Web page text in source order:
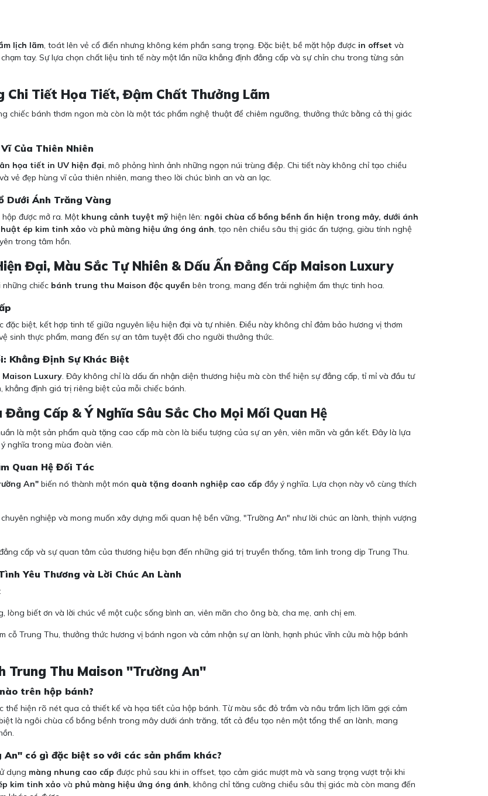
lịch lãm, toát lên vẻ cổ điển nhưng không kém phần sang trọng. Đặc biệt, bề mặt hộp được in offset và
tay. Sự lựa chọn chất liệu tinh tế này một lần nữa khẳng định đẳng cấp và sự chỉn chu trong từng sản
Chi Tiết Họa Tiết, Đậm Chất Thưởng Lãm
chiếc bánh thơm ngon mà còn là một tác phẩm nghệ thuật để chiêm ngưỡng, thưởng thức bằng cả thị giác
Của Thiên Nhiên
họa tiết in UV hiện đại, mô phỏng hình ảnh những ngọn núi trùng điệp. Chi tiết này không chỉ tạo chiều
vẻ đẹp hùng vĩ của thiên nhiên, mang theo lời chúc bình an và an lạc.
Dưới Ánh Trăng Vàng
được mở ra. Một khung cảnh tuyệt mỹ hiện lên: ngôi chùa cổ bồng bềnh ẩn hiện trong mây, dưới ánh
ép kim tinh xảo và phủ màng hiệu ứng óng ánh, tạo nên chiều sâu thị giác ấn tượng, giàu tính nghệ
trong tâm hồn.
Đại, Màu Sắc Tự Nhiên & Dấu Ấn Đẳng Cấp Maison Luxury
chiếc bánh trung thu Maison độc quyền bên trong, mang đến trải nghiệm ẩm thực tinh hoa.
đặc biệt, kết hợp tinh tế giữa nguyên liệu hiện đại và tự nhiên. Điều này không chỉ đảm bảo hương vị thơm
sinh thực phẩm, mang đến sự an tâm tuyệt đối cho người thưởng thức.
Khẳng Định Sự Khác Biệt
Luxury. Đây không chỉ là dấu ấn nhận diện thương hiệu mà còn thể hiện sự đẳng cấp, tỉ mỉ và đầu tư
định giá trị riêng biệt của mỗi chiếc bánh.
Cấp & Ý Nghĩa Sâu Sắc Cho Mọi Mối Quan Hệ
là một sản phẩm quà tặng cao cấp mà còn là biểu tượng của sự an yên, viên mãn và gắn kết. Đây là lựa
nghĩa trong mùa đoàn viên.
Quan Hệ Đối Tác
An" biến nó thành một món quà tặng doanh nghiệp cao cấp đầy ý nghĩa. Lựa chọn này vô cùng thích
nghiệp và mong muốn xây dựng mối quan hệ bền vững, "Trường An" như lời chúc an lành, thịnh vượng
cấp và sự quan tâm của thương hiệu bạn đến những giá trị truyền thống, tâm linh trong dịp Trung Thu.
Yêu Thương và Lời Chúc An Lành
lòng biết ơn và lời chúc về một cuộc sống bình an, viên mãn cho ông bà, cha mẹ, anh chị em.
cỗ Trung Thu, thưởng thức hương vị bánh ngon và cảm nhận sự an lành, hạnh phúc vĩnh cửu mà hộp bánh
Trung Thu Maison "Trường An"
trên hộp bánh?
hiện rõ nét qua cả thiết kế và họa tiết của hộp bánh. Từ màu sắc đỏ trầm và nâu trầm lịch lãm gợi cảm
là ngôi chùa cổ bồng bềnh trong mây dưới ánh trăng, tất cả đều tạo nên một tổng thể an lành, mang
có gì đặc biệt so với các sản phẩm khác?
dụng màng nhung cao cấp được phủ sau khi in offset, tạo cảm giác mượt mà và sang trọng vượt trội khi
kim tinh xảo và phủ màng hiệu ứng óng ánh, không chỉ tăng cường chiều sâu thị giác mà còn mang đến